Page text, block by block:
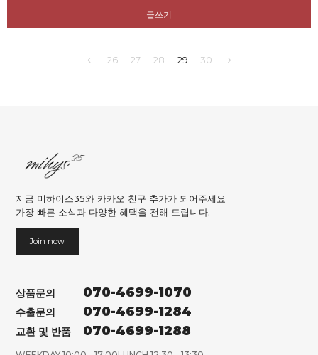
글쓰기
26 27 28 29 30
지금 미하이스35와 카카오 친구 추가가 되어주세요
가장 빠른 소식과 다양한 혜택을 전해 드립니다.
Join now
상품문의 070-4699-1070
수출문의 070-4699-1284
교환 및 반품 070-4699-1288